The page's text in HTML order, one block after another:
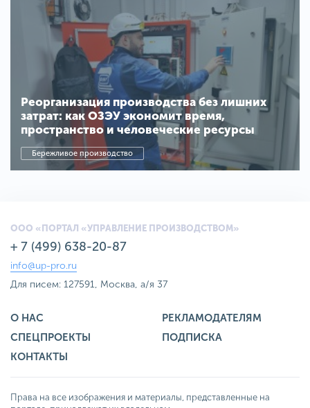
Реорганизация производства без лишних
затрат: как ОЗЭУ экономит время,
пространство и человеческие ресурсы
Бережливое производство
ООО «ПОРТАЛ «УПРАВЛЕНИЕ ПРОИЗВОДСТВОМ»
+ 7 (499) 638-20-87
info@up-pro.ru
Для писем: 127591, Москва, а/я 37
О НАС
РЕКЛАМОДАТЕЛЯМ
СПЕЦПРОЕКТЫ
ПОДПИСКА
КОНТАКТЫ
Права на все изображения и материалы, представленные на